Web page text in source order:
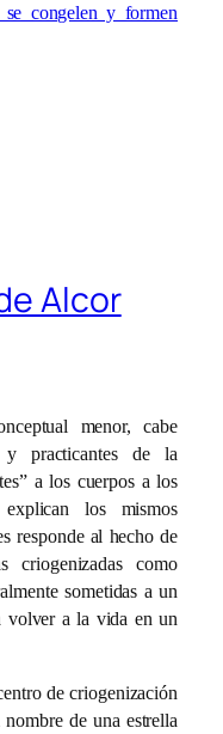
se congelen y formen
Alcor
menor, cabe
y practicantes de la
a los cuerpos a los
los mismos
responde al hecho de
criogenizadas como
sometidas a un
volver a la vida en un
de criogenización
de una estrella